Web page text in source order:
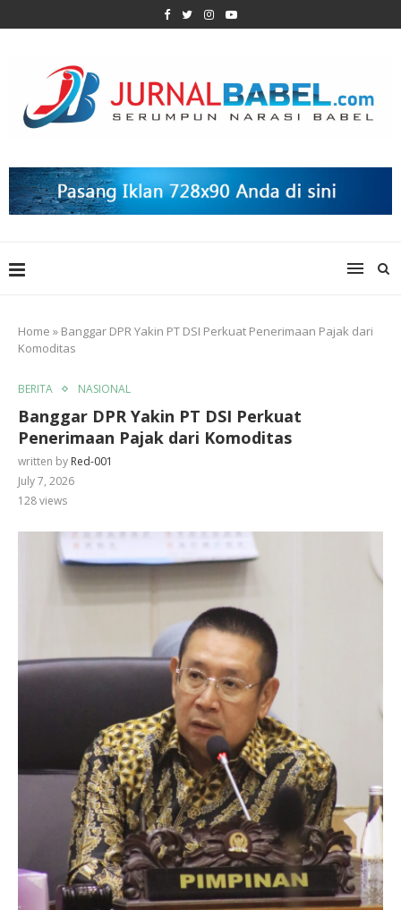
Home » Banggar DPR Yakin PT DSI Perkuat Penerimaan Pajak dari
Komoditas
BERITA NASIONAL
Banggar DPR Yakin PT DSI Perkuat
Penerimaan Pajak dari Komoditas
written by Red-001
July 7, 2026
128views